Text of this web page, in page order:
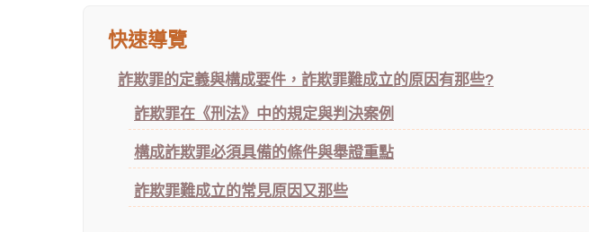
快速導覽
詐欺罪的定義與構成要件，詐欺罪難成立的原因有那些?
詐欺罪在《刑法》中的規定與判決案例
構成詐欺罪必須具備的條件與舉證重點
詐欺罪難成立的常見原因又那些